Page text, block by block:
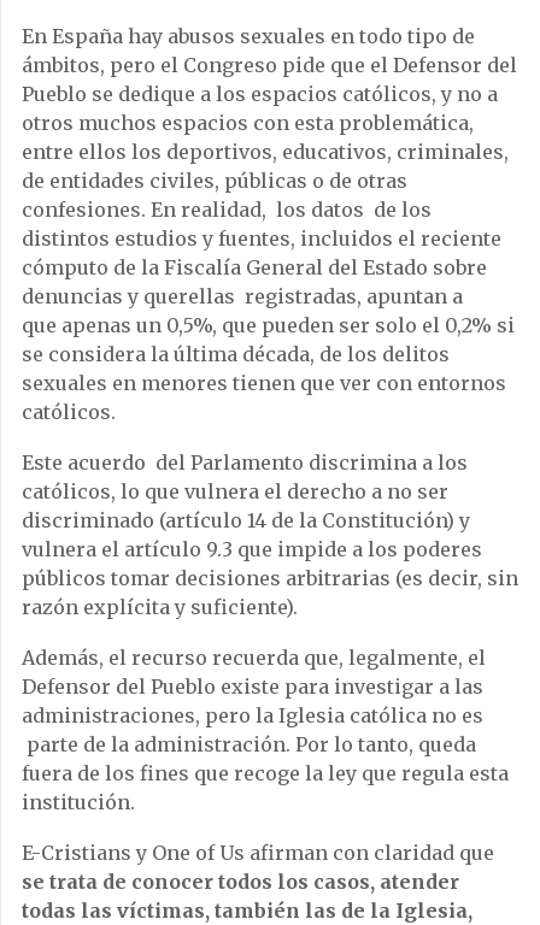
En España hay abusos sexuales en todo tipo de
ámbitos, pero el Congreso pide que el Defensor del
Pueblo se dedique a los espacios católicos, y no a
otros muchos espacios con esta problemática,
entre ellos los deportivos, educativos, criminales,
de entidades civiles, públicas o de otras
confesiones. En realidad, los datos de los
distintos estudios y fuentes, incluidos el reciente
cómputo de la Fiscalía General del Estado sobre
denuncias y querellas registradas, apuntan a
que apenas un 0,5%, que pueden ser solo el 0,2% si
se considera la última década, de los delitos
sexuales en menores tienen que ver con entornos
católicos.
Este acuerdo del Parlamento discrimina a los
católicos, lo que vulnera el derecho a no ser
discriminado (artículo 14 de la Constitución) y
vulnera el artículo 9.3 que impide a los poderes
públicos tomar decisiones arbitrarias (es decir, sin
razón explícita y suficiente).
Además, el recurso recuerda que, legalmente, el
Defensor del Pueblo existe para investigar a las
administraciones, pero la Iglesia católica no es
parte de la administración. Por lo tanto, queda
fuera de los fines que recoge la ley que regula esta
institución.
E-Cristians y One of Us afirman con claridad que
se trata de conocer todos los casos, atender
todas las víctimas, también las de la Iglesia,